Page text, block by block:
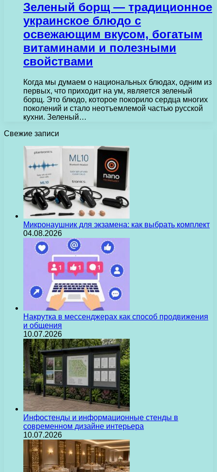
Зеленый борщ — традиционное
украинское блюдо с
освежающим вкусом, богатым
витаминами и полезными
свойствами
Когда мы думаем о национальных блюдах, одним из
первых, что приходит на ум, является зеленый
борщ. Это блюдо, которое покорило сердца многих
поколений и стало неотъемлемой частью русской
кухни. Зеленый…
Свежие записи
Микронаушник для экзамена: как выбрать комплект
04.08.2026
Накрутка в мессенджерах как способ продвижения
и общения
10.07.2026
Инфостенды и информационные стенды в
современном дизайне интерьера
10.07.2026